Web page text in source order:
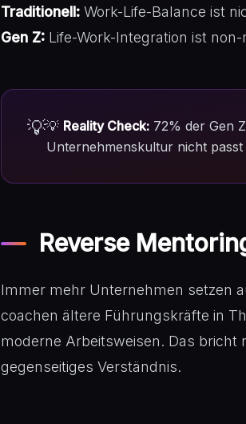
Traditionell: Work-Life-Balance ist
Gen Z: Life-Work-Integration ist
💡💡 Reality Check: 72% der Gen
Unternehmenskultur nicht passt
Reverse
Immer mehr Unternehmen setzen
coachen ältere Führungskräfte in
moderne Arbeitsweisen. Das bricht
gegenseitiges Verständnis.